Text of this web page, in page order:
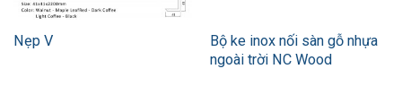
Nẹp V
Bộ ke inox nối sàn gỗ nhựa
ngoài trời NC Wood